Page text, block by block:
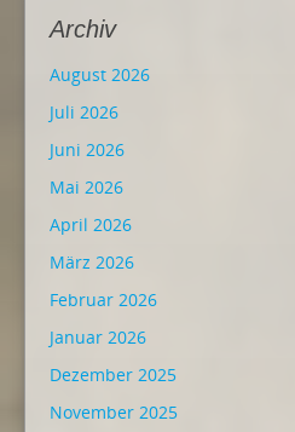
Archiv
August 2026
Juli 2026
Juni 2026
Mai 2026
April 2026
März 2026
Februar 2026
Januar 2026
Dezember 2025
November 2025